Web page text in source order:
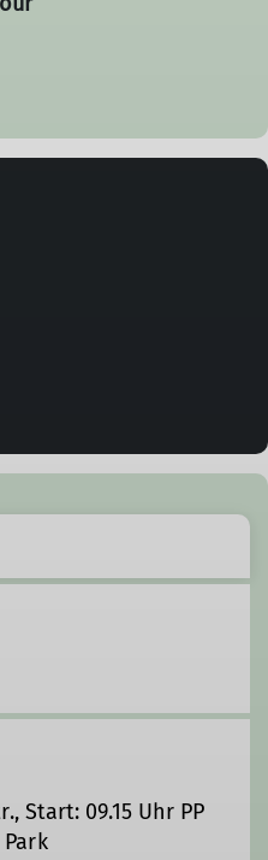
Start: 09.15 Uhr PP